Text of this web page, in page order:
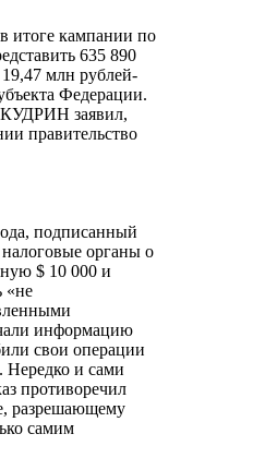
итоге кампании по
635 890
млн рублей-
Федерации.
КУДРИН заявил,
правительство
подписанный
органы о
$ 10 000 и
«не
информацию
свои операции
Нередко и сами
противоречил
разрешающему
самим